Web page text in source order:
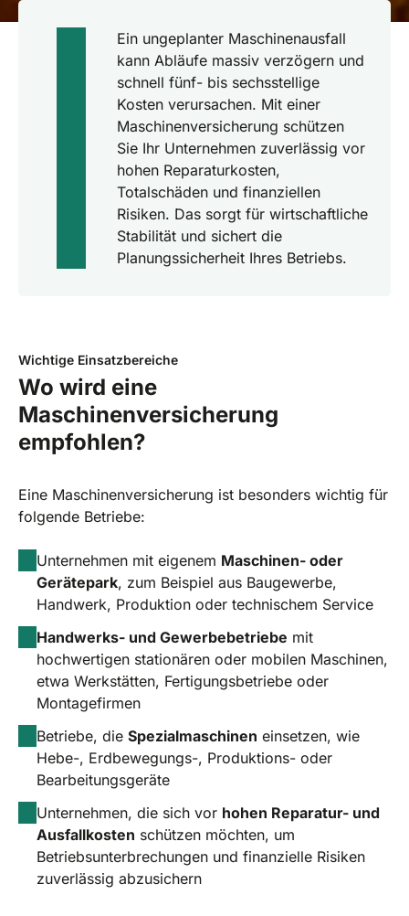
Ein ungeplanter Maschinenausfall
kann Abläufe massiv verzögern und
schnell fünf- bis sechsstellige
Kosten verursachen. Mit einer
Maschinenversicherung schützen
Sie Ihr Unternehmen zuverlässig vor
hohen Reparaturkosten,
Totalschäden und finanziellen
Risiken. Das sorgt für wirtschaftliche
Stabilität und sichert die
Planungssicherheit Ihres Betriebs.
Wichtige Einsatzbereiche
Wo wird eine
Maschinenversicherung
empfohlen?
Eine Maschinenversicherung ist besonders wichtig für
folgende Betriebe:
Unternehmen mit eigenem Maschinen- oder
Gerätepark, zum Beispiel aus Baugewerbe,
Handwerk, Produktion oder technischem Service
Handwerks- und Gewerbebetriebe mit
hochwertigen stationären oder mobilen Maschinen,
etwa Werkstätten, Fertigungsbetriebe oder
Montagefirmen
Betriebe, die Spezialmaschinen einsetzen, wie
Hebe-, Erdbewegungs-, Produktions- oder
Bearbeitungsgeräte
Unternehmen, die sich vor hohen Reparatur- und
Ausfallkosten schützen möchten, um
Betriebsunterbrechungen und finanzielle Risiken
zuverlässig abzusichern